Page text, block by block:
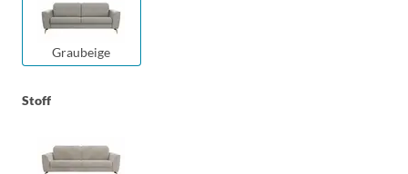
Graubeige
Stoff